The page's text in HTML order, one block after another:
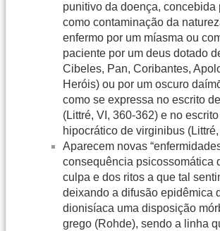
punitivo da doença, concebida
como contaminação da
enfermo por um míasma ou
paciente por um deus dotado
Cibeles, Pan, Coribantes,
Heróis) ou por um oscuro
como se expressa no escrito
(Littré, VI, 360-362) e no
hipocrático de virginibus (Littré,
Aparecem novas
consequência psicossomática
culpa e dos ritos a que tal
deixando a difusão epidêmica
dionisíaca uma disposição
grego (Rohde), sendo a linha